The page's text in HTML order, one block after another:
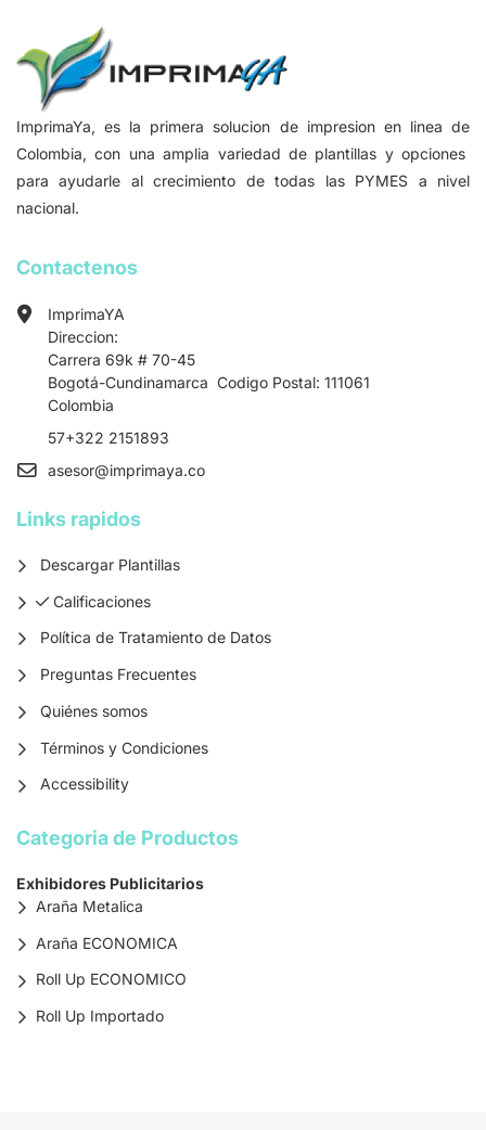
ImprimaYa, es la primera solucion de impresion en linea de
Colombia, con una amplia variedad de plantillas y opciones
para ayudarle al crecimiento de todas las PYMES a nivel
nacional.
Contactenos
ImprimaYA
Direccion:
Carrera 69k # 70-45
Bogotá-Cundinamarca Codigo Postal: 111061
Colombia
57+322 2151893
asesor@imprimaya.co
Links rapidos
Descargar Plantillas
Calificaciones
Calificaciones
Política de Tratamiento de Datos
Preguntas Frecuentes
Quiénes somos
Términos y Condiciones
Accessibility
Categoria de Productos
Exhibidores Publicitarios
Araña Metalica
Araña ECONOMICA
Roll Up ECONOMICO
Roll Up Importado